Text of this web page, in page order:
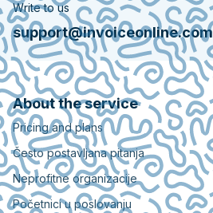
Write to us
support@invoiceonline.com
About the service
Pricing and plans
Često postavljana pitanja
Neprofitne organizacije
Početnici u poslovanju